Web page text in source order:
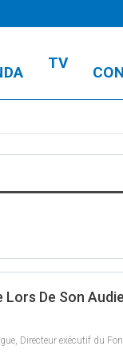
TV
De Son
Directeur exécutif du